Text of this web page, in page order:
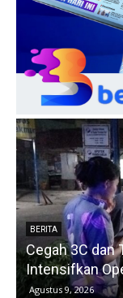
BERITA
Cegah 3C dan
Intensifkan
Agustus 9, 2026